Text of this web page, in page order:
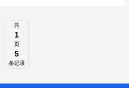
共
1
页
5
条记录